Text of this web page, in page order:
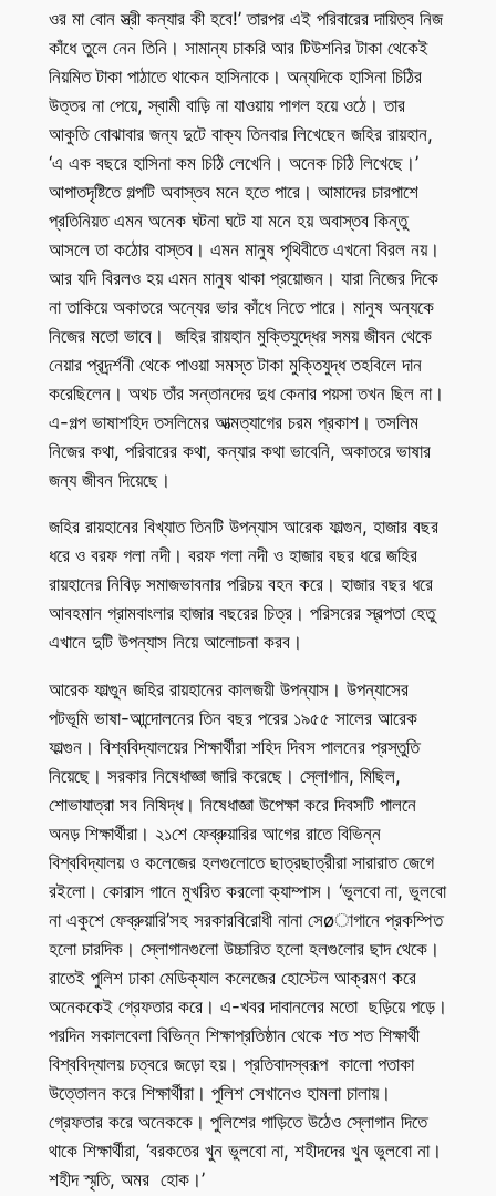
ওর মা বোন স্ত্রী কন্যার কী হবে!’ তারপর এই পরিবারের দায়িত্ব নিজ
কাঁধে তুলে নেন তিনি। সামান্য চাকরি আর টিউশনির টাকা থেকেই
নিয়মিত টাকা পাঠাতে থাকেন হাসিনাকে। অন্যদিকে হাসিনা চিঠির
উত্তর না পেয়ে, স্বামী বাড়ি না যাওয়ায় পাগল হয়ে ওঠে। তার
আকুতি বোঝাবার জন্য দুটে বাক্য তিনবার লিখেছেন জহির রায়হান,
‘এ এক বছরে হাসিনা কম চিঠি লেখেনি। অনেক চিঠি লিখেছে।’
আপাতদৃষ্টিতে গল্পটি অবাস্তব মনে হতে পারে। আমাদের চারপাশে
প্রতিনিয়ত এমন অনেক ঘটনা ঘটে যা মনে হয় অবাস্তব কিন্তু
আসলে তা কঠোর বাস্তব। এমন মানুষ পৃথিবীতে এখনো বিরল নয়।
আর যদি বিরলও হয় এমন মানুষ থাকা প্রয়োজন। যারা নিজের দিকে
না তাকিয়ে অকাতরে অন্যের ভার কাঁধে নিতে পারে। মানুষ অন্যকে
নিজের মতো ভাবে। জহির রায়হান মুক্তিযুদ্ধের সময় জীবন থেকে
নেয়ার প্রদর্র্শনী থেকে পাওয়া সমস্ত টাকা মুক্তিযুদ্ধ তহবিলে দান
করেছিলেন। অথচ তাঁর সন্তানদের দুধ কেনার পয়সা তখন ছিল না।
এ-গল্প ভাষাশহিদ তসলিমের আত্মত্যাগের চরম প্রকাশ। তসলিম
নিজের কথা, পরিবারের কথা, কন্যার কথা ভাবেনি, অকাতরে ভাষার
জন্য জীবন দিয়েছে।
জহির রায়হানের বিখ্যাত তিনটি উপন্যাস আরেক ফাল্গুন, হাজার বছর
ধরে ও বরফ গলা নদী। বরফ গলা নদী ও হাজার বছর ধরে জহির
রায়হানের নিবিড় সমাজভাবনার পরিচয় বহন করে। হাজার বছর ধরে
আবহমান গ্রামবাংলার হাজার বছরের চিত্র। পরিসরের স্বল্পতা হেতু
এখানে দুটি উপন্যাস নিয়ে আলোচনা করব।
আরেক ফাল্গুুন জহির রায়হানের কালজয়ী উপন্যাস। উপন্যাসের
পটভূমি ভাষা-আন্দোলনের তিন বছর পরের ১৯৫৫ সালের আরেক
ফাল্গুন। বিশ্ববিদ্যালয়ের শিক্ষার্থীরা শহিদ দিবস পালনের প্রস্তুতি
নিয়েছে। সরকার নিষেধাজ্ঞা জারি করেছে। স্লোগান, মিছিল,
শোভাযাত্রা সব নিষিদ্ধ। নিষেধাজ্ঞা উপেক্ষা করে দিবসটি পালনে
অনড় শিক্ষার্থীরা। ২১শে ফেব্রুয়ারির আগের রাতে বিভিন্ন
বিশ্ববিদ্যালয় ও কলেজের হলগুলোতে ছাত্রছাত্রীরা সারারাত জেগে
রইলো। কোরাস গানে মুখরিত করলো ক্যাম্পাস। ‘ভুলবো না, ভুলবো
না একুশে ফেব্রুয়ারি’সহ সরকারবিরোধী নানা সেøাগানে প্রকম্পিত
হলো চারদিক। স্লোগানগুলো উচ্চারিত হলো হলগুলোর ছাদ থেকে।
রাতেই পুলিশ ঢাকা মেডিক্যাল কলেজের হোস্টেল আক্রমণ করে
অনেককেই গ্রেফতার করে। এ-খবর দাবানলের মতো ছড়িয়ে পড়ে।
পরদিন সকালবেলা বিভিন্ন শিক্ষাপ্রতিষ্ঠান থেকে শত শত শিক্ষার্থী
বিশ্ববিদ্যালয় চত্বরে জড়ো হয়। প্রতিবাদস্বরূপ কালো পতাকা
উত্তোলন করে শিক্ষার্থীরা। পুলিশ সেখানেও হামলা চালায়।
গ্রেফতার করে অনেককে। পুলিশের গাড়িতে উঠেও স্লোগান দিতে
থাকে শিক্ষার্থীরা, ‘বরকতের খুন ভুলবো না, শহীদদের খুন ভুলবো না।
শহীদ স্মৃতি, অমর হোক।’